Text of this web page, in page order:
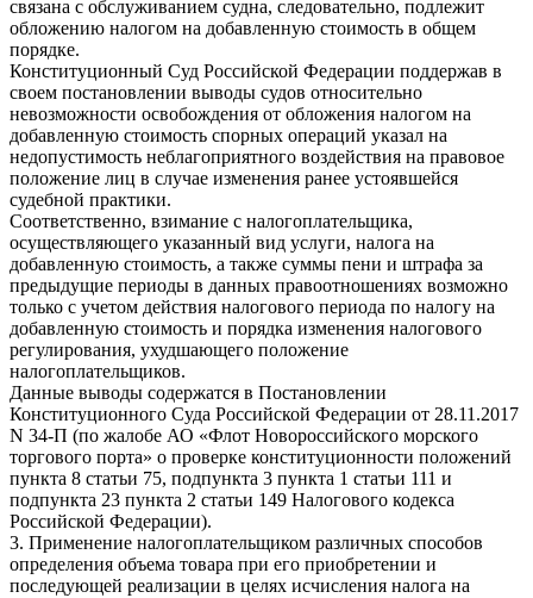
связана с обслуживанием судна, следовательно, подлежит
обложению налогом на добавленную стоимость в общем
порядке.
Конституционный Суд Российской Федерации поддержав в
своем постановлении выводы судов относительно
невозможности освобождения от обложения налогом на
добавленную стоимость спорных операций указал на
недопустимость неблагоприятного воздействия на правовое
положение лиц в случае изменения ранее устоявшейся
судебной практики.
Соответственно, взимание с налогоплательщика,
осуществляющего указанный вид услуги, налога на
добавленную стоимость, а также суммы пени и штрафа за
предыдущие периоды в данных правоотношениях возможно
только с учетом действия налогового периода по налогу на
добавленную стоимость и порядка изменения налогового
регулирования, ухудшающего положение
налогоплательщиков.
Данные выводы содержатся в Постановлении
Конституционного Суда Российской Федерации от 28.11.2017
N 34-П (по жалобе АО «Флот Новороссийского морского
торгового порта» о проверке конституционности положений
пункта 8 статьи 75, подпункта 3 пункта 1 статьи 111 и
подпункта 23 пункта 2 статьи 149 Налогового кодекса
Российской Федерации).
3. Применение налогоплательщиком различных способов
определения объема товара при его приобретении и
последующей реализации в целях исчисления налога на